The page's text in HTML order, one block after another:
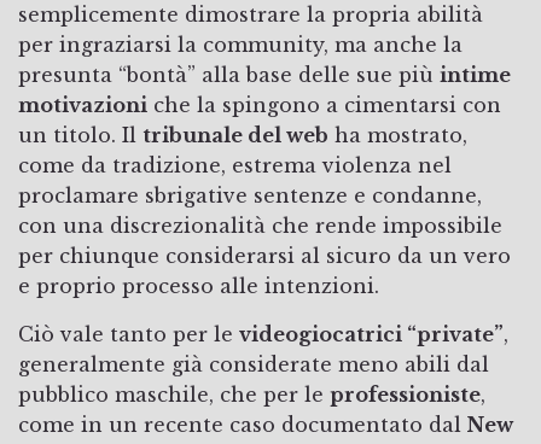
semplicemente dimostrare la propria abilità
per ingraziarsi la community, ma anche la
presunta “bontà” alla base delle sue più intime
motivazioni che la spingono a cimentarsi con
un titolo. Il tribunale del web ha mostrato,
come da tradizione, estrema violenza nel
proclamare sbrigative sentenze e condanne,
con una discrezionalità che rende impossibile
per chiunque considerarsi al sicuro da un vero
e proprio processo alle intenzioni.
Ciò vale tanto per le videogiocatrici “private”,
generalmente già considerate meno abili dal
pubblico maschile, che per le professioniste,
come in un recente caso documentato dal New